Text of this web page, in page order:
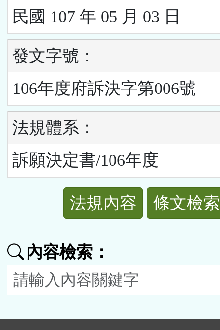
民國 107 年 05 月 03 日
發文字號：
106年度府訴決字第006號
法規體系：
訴願決定書/106年度
功
能
按
鈕
法規內容 條文檢索
內容檢索：